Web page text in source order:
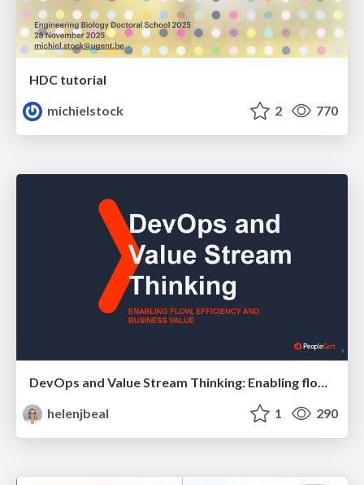
HDC tutorial
michielstock
2 770
DevOps and Value Stream Thinking: Enabling flow, efficiency and business value
helenjbeal
1 290